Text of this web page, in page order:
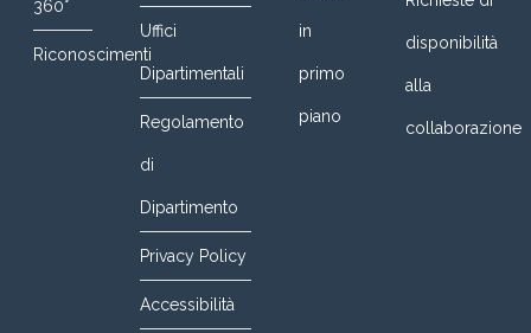
360°
Riconoscimenti
Uffici
Dipartimentali
Regolamento
di
Dipartimento
Privacy Policy
Accessibilità
in
primo
piano
disponibilità
alla
collaborazione